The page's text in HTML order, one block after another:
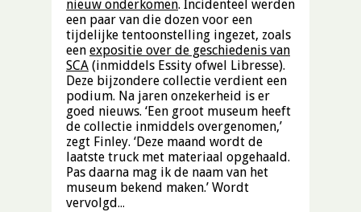
nieuw onderkomen. Incidenteel werden
een paar van die dozen voor een
tijdelijke tentoonstelling ingezet, zoals
een expositie over de geschiedenis van
SCA (inmiddels Essity ofwel Libresse).
Deze bijzondere collectie verdient een
podium. Na jaren onzekerheid is er
goed nieuws. ‘Een groot museum heeft
de collectie inmiddels overgenomen,’
zegt Finley. ‘Deze maand wordt de
laatste truck met materiaal opgehaald.
Pas daarna mag ik de naam van het
museum bekend maken.’ Wordt
vervolgd…